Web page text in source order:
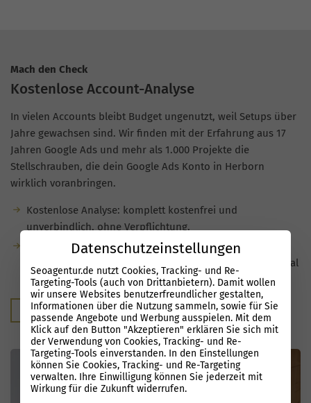
Mach den Check
Kostenlose Account-Analyse
In vielen Accounts bleibt Budget ungenutzt, weil Setups über
Jahre gewachsen sind. Wir finden mit der Erfahrung aus 17
Jahren Google Ads und mehr als 1.000 Projekte die
Stellschrauben, die dein Google Ads Konto in Herborn
wirklich voranbringen.
Kostenlose Analyse: komplett kostenfrei und
unverbindlich, ohne Verpflichtung.
Du bekommst klare Hinweise auf
Optimierungsmöglichkeiten und siehst, welches Potenzial
in deinen Kampagnen steckt.
Kostenloser Audit
Datenschutzeinstellungen
Seoagentur.de nutzt Cookies, Tracking- und Re-
Targeting-Tools (auch von Drittanbietern). Damit wollen
wir unsere Websites benutzerfreundlicher gestalten,
Informationen über die Nutzung sammeln, sowie für Sie
passende Angebote und Werbung ausspielen. Mit dem
Klick auf den Button "Akzeptieren" erklären Sie sich mit
der Verwendung von Cookies, Tracking- und Re-
Targeting-Tools einverstanden. In den Einstellungen
können Sie Cookies, Tracking- und Re-Targeting
verwalten. Ihre Einwilligung können Sie jederzeit mit
Wirkung für die Zukunft widerrufen.